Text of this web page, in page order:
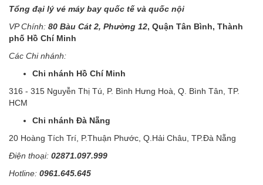
Tổng đại lý vé máy bay quốc tế và quốc nội
VP Chính: 80 Bàu Cát 2, Phường 12, Quận Tân Bình, Thành
phố Hồ Chí Minh
Các Chi nhánh:
Chi nhánh Hồ Chí Minh
316 - 315 Nguyễn Thị Tú, P. Bình Hưng Hoà, Q. Bình Tân, TP.
HCM
Chi nhánh Đà Nẵng
20 Hoàng Tích Trí, P.Thuận Phước, Q.Hải Châu, TP.Đà Nẵng
Điện thoại: 02871.097.999
Hotline: 0961.645.645